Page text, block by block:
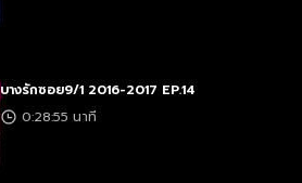
บางรักซอย9/1 2016-2017 EP.14
0:28:55 นาที